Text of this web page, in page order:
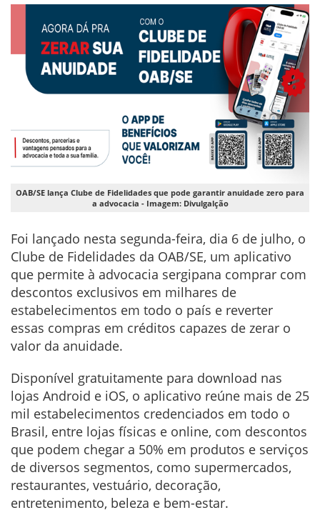
OAB/SE lança Clube de Fidelidades que pode garantir anuidade zero para
a advocacia - Imagem: Divulgalção
Foi lançado nesta segunda-feira, dia 6 de julho, o
Clube de Fidelidades da OAB/SE, um aplicativo
que permite à advocacia sergipana comprar com
descontos exclusivos em milhares de
estabelecimentos em todo o país e reverter
essas compras em créditos capazes de zerar o
valor da anuidade.
Disponível gratuitamente para download nas
lojas Android e iOS, o aplicativo reúne mais de 25
mil estabelecimentos credenciados em todo o
Brasil, entre lojas físicas e online, com descontos
que podem chegar a 50% em produtos e serviços
de diversos segmentos, como supermercados,
restaurantes, vestuário, decoração,
entretenimento, beleza e bem-estar.